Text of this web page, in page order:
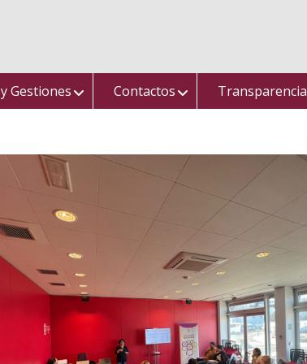
Gestiones Contactos Transparencia